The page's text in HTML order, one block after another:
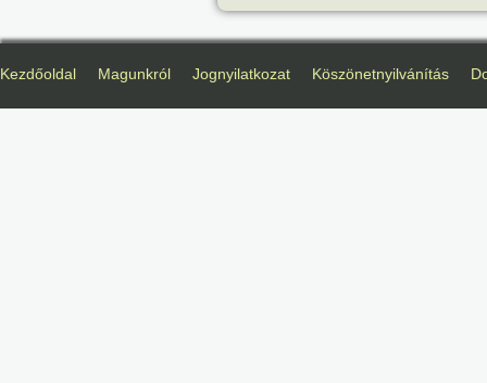
Kezdőoldal Magunkról Jognyilatkozat Köszönetnyilvánítás